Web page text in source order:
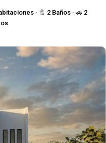
· 🚿 2 Baños · 🚗 2